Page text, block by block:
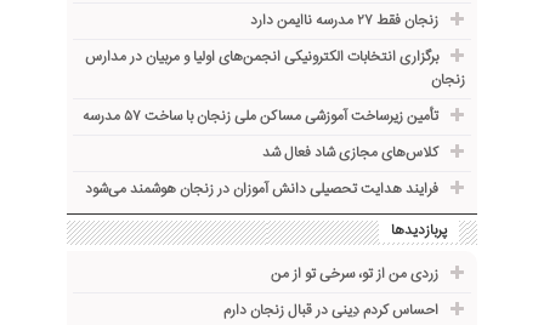
زنجان فقط ۲۷ مدرسه ناایمن دارد
برگزاری انتخابات الکترونیکی انجمن‌های اولیا و مربیان در مدارس
زنجان
تأمین زیرساخت آموزشی مساکن ملی زنجان با ساخت ۵۷ مدرسه
کلاس‌های مجازی شاد فعال شد
فرایند هدایت تحصیلی دانش آموزان در زنجان هوشمند می‌شود
پربازدیدها
زردی من از تو، سرخی تو از من
احساس کردم دِینی در قبال زنجان دارم